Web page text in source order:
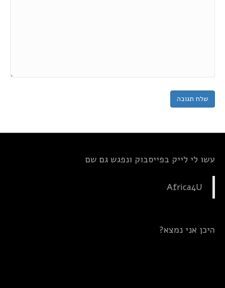
עשו לי לייק בפייסבוק ונפגש גם שם
Africa4U
היכן אני נמצא?